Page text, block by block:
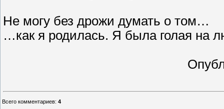
Не могу без дрожи думать о том…
…как я родилась. Я была голая на
Всего комментариев: 4